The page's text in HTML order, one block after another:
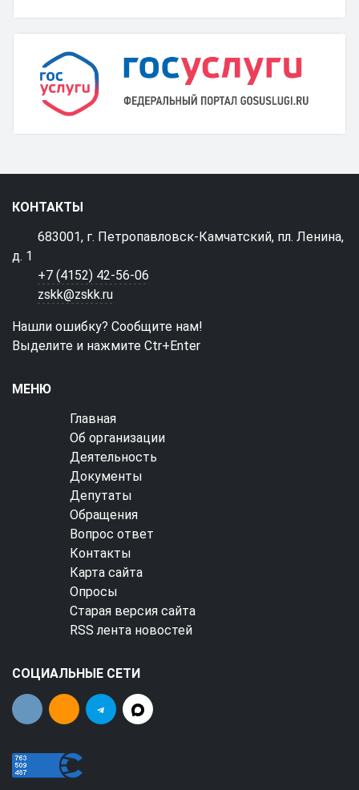
КОНТАКТЫ
683001, г. Петропавловск-Камчатский, пл. Ленина,
д. 1
+7 (4152) 42-56-06
zskk@zskk.ru
Нашли ошибку? Сообщите нам!
Выделите и нажмите Ctr+Enter
МЕНЮ
Главная
Об организации
Деятельность
Документы
Депутаты
Обращения
Вопрос ответ
Контакты
Карта сайта
Опросы
Старая версия сайта
RSS лента новостей
СОЦИАЛЬНЫЕ СЕТИ